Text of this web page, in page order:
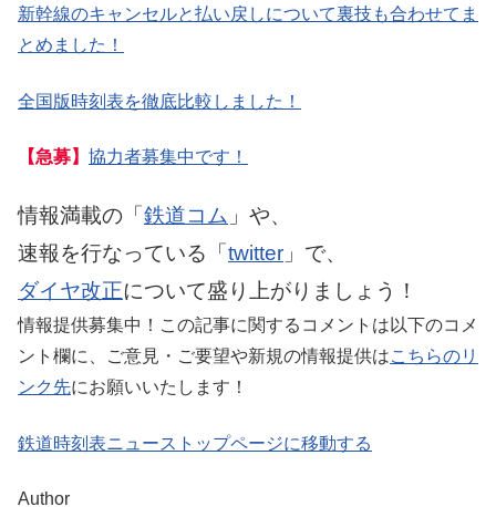
新幹線のキャンセルと払い戻しについて裏技も合わせてま
とめました！
全国版時刻表を徹底比較しました！
【急募】 協力者募集中です！
情報満載の「 鉄道コム 」や、
速報を行なっている「 twitter 」で、
ダイヤ改正について盛り上がりましょう！
情報提供募集中！この記事に関するコメントは以下のコメ
ント欄に、ご意見・ご要望や新規の情報提供はこちらのリ
ンク先にお願いいたします！
鉄道時刻表ニューストップページに移動する
Author